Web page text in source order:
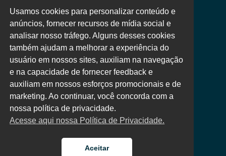
Jurídico
Oportunidades
Clube de Vantagens
Área Colaborador
Usamos cookies para personalizar conteúdo e
anúncios, fornecer recursos de mídia social e
analisar nosso tráfego. Alguns desses cookies
também ajudam a melhorar a experiência do
usuário em nossos sites, auxiliam na navegação
e na capacidade de fornecer feedback e
auxiliam em nossos esforços promocionais e de
marketing. Ao continuar, você concorda com a
nossa política de privacidade.
Acesse aqui nossa Política de Privacidade.
Aceitar